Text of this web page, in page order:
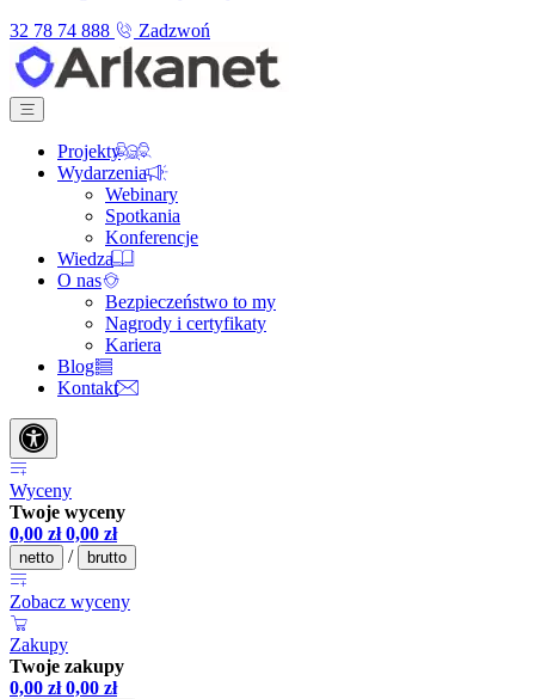
32 78 74 888
Zadzwoń
Projekty
Wydarzenia
Webinary
Spotkania
Konferencje
Wiedza
O nas
Bezpieczeństwo to my
Nagrody i certyfikaty
Kariera
Blog
Kontakt
Wyceny
Twoje wyceny
0,00 zł 0,00 zł
netto / brutto
Zobacz wyceny
Zakupy
Twoje zakupy
0,00 zł 0,00 zł